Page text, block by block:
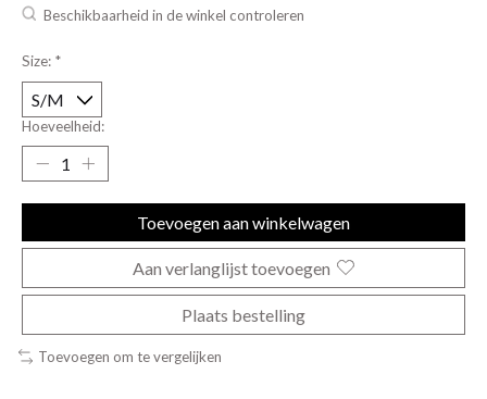
Beschikbaarheid in de winkel controleren
Size: *
Hoeveelheid:
Toevoegen aan winkelwagen
Aan verlanglijst toevoegen
Plaats bestelling
Toevoegen om te vergelijken